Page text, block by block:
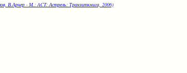
В.Арчер - М.: ACT: Астрель: Транзиткнига, 2006)